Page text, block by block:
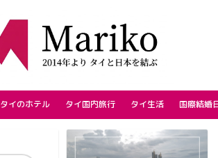
タイのホテル タイ国内旅行 タイ生活 国際結婚